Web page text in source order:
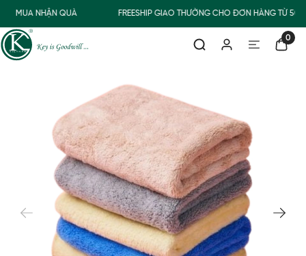
MUA NHẬN QUÀ FREESHIP GIAO THƯỜNG CHO ĐƠN HÀNG TỪ
0